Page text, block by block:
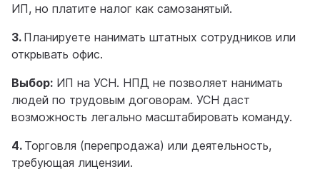
ИП, но платите налог как самозанятый.
3. Планируете нанимать штатных сотрудников или
открывать офис.
Выбор: ИП на УСН. НПД не позволяет нанимать
людей по трудовым договорам. УСН даст
возможность легально масштабировать команду.
4. Торговля (перепродажа) или деятельность,
требующая лицензии.